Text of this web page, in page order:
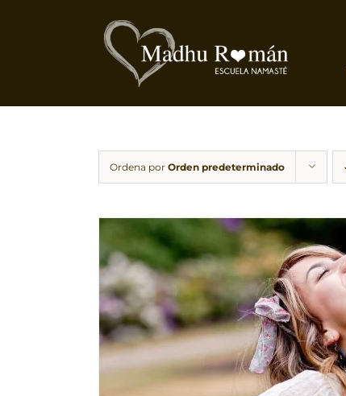
Ordena por Orden predeterminado